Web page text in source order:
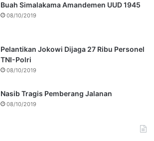
Buah Simalakama Amandemen UUD 1945
08/10/2019
Pelantikan Jokowi Dijaga 27 Ribu Personel
TNI-Polri
08/10/2019
Nasib Tragis Pemberang Jalanan
08/10/2019